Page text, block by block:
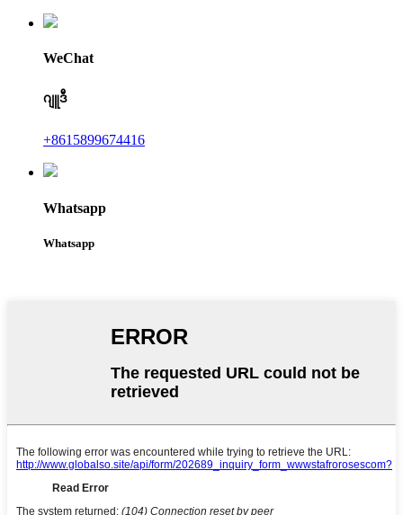
WeChat
ဂျူဒီ
+8615899674416
Whatsapp
Whatsapp